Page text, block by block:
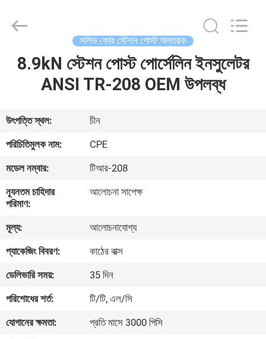
বাড়ি
আমাদের
সম্পর্কে
কারখানা
ভ্রমণ
মান
নিয়ন্ত্রণ
যোগাযোগ
Power
Electric
Reserved.
সলিড কোর স্টেশন পোস্ট অন্তরক
8.9kN স্টেশন পোস্ট পোর্সেলিন ইনসুলেটর
ANSI TR-208 OEM উপলব্ধ
উৎপত্তি স্থল:
চীন
পরিচিতিমুলক নাম:
CPE
মডেল নম্বার:
টিআর-208
ন্যূনতম চাহিদার
পরিমাণ:
আলোচনা সাপেক্ষ
মূল্য:
আলোচনাযোগ্য
প্যাকেজিং বিবরণ:
কাঠের বাক্স
ডেলিভারি সময়:
35 দিন
পরিশোধের শর্ত:
টি/টি, এল/সি
যোগানের ক্ষমতা:
প্রতি মাসে 3000 পিসি